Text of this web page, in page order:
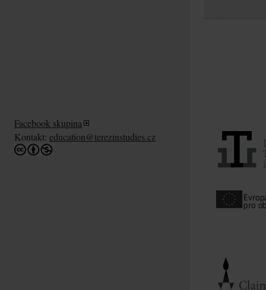
Facebook skupina
Kontakt: education@terezinstudies.cz